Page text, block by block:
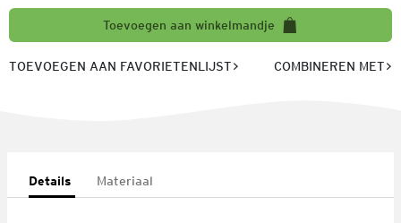
Toevoegen aan winkelmandje
TOEVOEGEN AAN FAVORIETENLIJST COMBINEREN MET
Details Materiaal